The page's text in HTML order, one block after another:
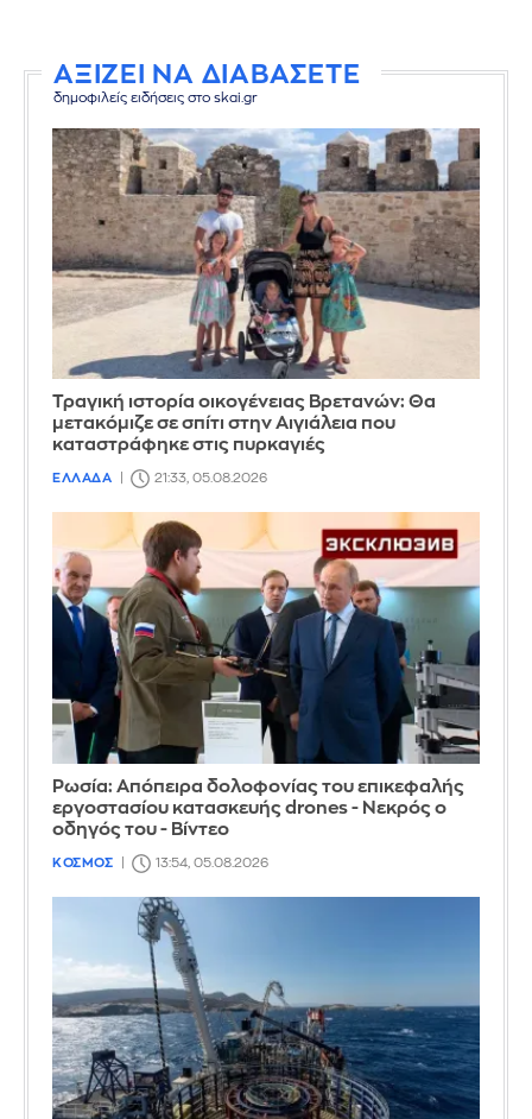
ΑΞΙΖΕΙ ΝΑ ΔΙΑΒΑΣΕΤΕ
δημοφιλείς ειδήσεις στο skai.gr
Τραγική ιστορία οικογένειας Βρετανών: Θα
μετακόμιζε σε σπίτι στην Αιγιάλεια που
καταστράφηκε στις πυρκαγιές
ΕΛΛΑΔΑ 21:33, 05.08.2026
Ρωσία: Απόπειρα δολοφονίας του επικεφαλής
εργοστασίου κατασκευής drones - Νεκρός ο
οδηγός του - Βίντεο
ΚΟΣΜΟΣ 13:54, 05.08.2026